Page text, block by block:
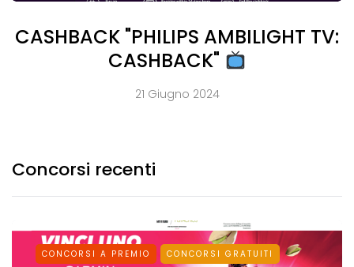
CASHBACK "PHILIPS AMBILIGHT TV:
CASHBACK"
21 Giugno 2024
Concorsi recenti
CONCORSI A PREMIO CONCORSI GRATUITI